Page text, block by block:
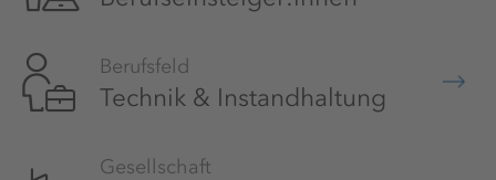
Berufsfeld
Technik & Instandhaltung
Gesellschaft